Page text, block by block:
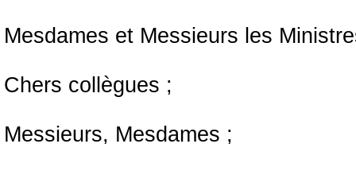
Mesdames et Messieurs les
Chers collègues ;
Messieurs, Mesdames ;